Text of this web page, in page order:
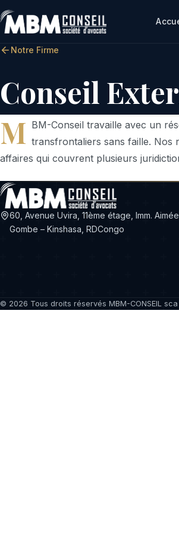
Notre Firme
Conseil
M BM-Conseil travaille avec un
transfrontaliers sans faille. Nos
affaires qui couvrent plusieurs
60, Avenue Uvira, 11ème étage, Imm.
Gombe – Kinshasa, RDCongo
© 2026 Tous droits réservés MBM-CONSEIL sca